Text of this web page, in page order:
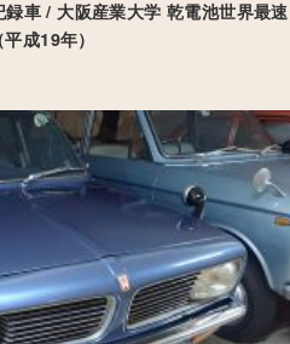
車 / 大阪産業大学 乾電池世界最
成19年）